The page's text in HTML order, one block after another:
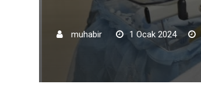
muhabir 1 Ocak 2024